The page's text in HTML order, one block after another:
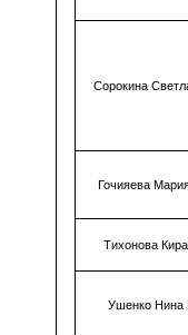
Сорокина
Гочияева
Тихонова
Ушенко Нина